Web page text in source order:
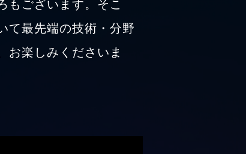
もございます。そこ
て最先端の技術・分野
お楽しみくださいま